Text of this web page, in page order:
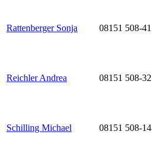
Rattenberger Sonja 08151 508-41
Reichler Andrea 08151 508-32
Schilling Michael 08151 508-14